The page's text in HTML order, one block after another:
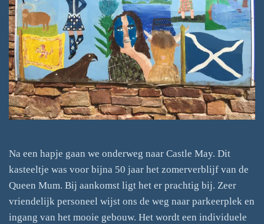
Na een hapje gaan we onderweg naar Castle May. Dit
kasteeltje was voor bijna 50 jaar het zomerverblijf van de
Queen Mum. Bij aankomst ligt het er prachtig bij. Zeer
vriendelijk personeel wijst ons de weg naar parkeerplek en
ingang van het mooie gebouw. Het wordt een individuele